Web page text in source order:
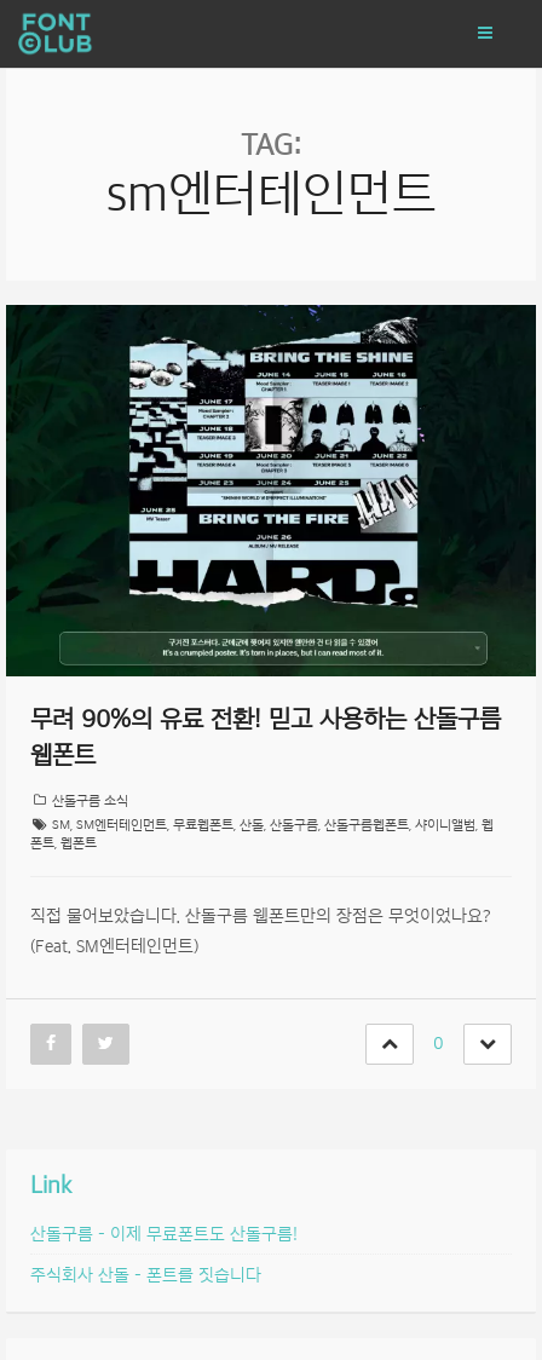
TAG:
sm엔터테인먼트
무려 90%의 유료 전환! 믿고 사용하는 산돌구름
웹폰트
산돌구름 소식
SM SM엔터테인먼트 무료웹폰트 산돌 산돌구름 산돌구름웹폰트 샤이니앨범 웹
폰트 웹폰트
직접 물어보았습니다. 산돌구름 웹폰트만의 장점은 무엇이었나요?
(Feat. SM엔터테인먼트)
0
Link
산돌구름 – 이제 무료폰트도 산돌구름!
주식회사 산돌 – 폰트를 짓습니다